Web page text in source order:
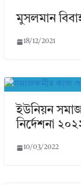
মুসলমান
18/12/2021
ইউনিয়ন
নির্দেশনা
10/03/2022